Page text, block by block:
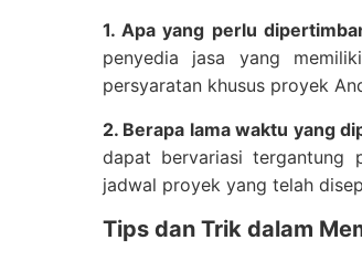
1. Apa yang perlu
penyedia jasa yang
persyaratan khusus proyek
2. Berapa lama waktu yang
dapat bervariasi tergantung
jadwal proyek yang telah
Tips dan Trik dalam